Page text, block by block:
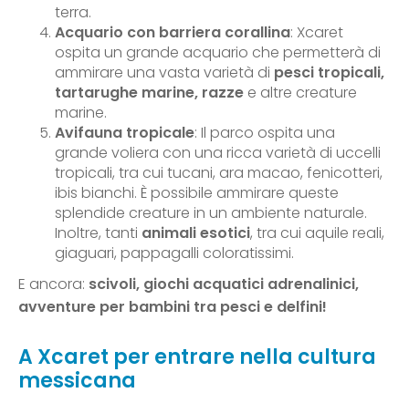
terra.
Acquario con barriera corallina: Xcaret
ospita un grande acquario che permetterà di
ammirare una vasta varietà di pesci tropicali,
tartarughe marine, razze e altre creature
marine.
Avifauna tropicale: Il parco ospita una
grande voliera con una ricca varietà di uccelli
tropicali, tra cui tucani, ara macao, fenicotteri,
ibis bianchi. È possibile ammirare queste
splendide creature in un ambiente naturale.
Inoltre, tanti animali esotici, tra cui aquile reali,
giaguari, pappagalli coloratissimi.
E ancora: scivoli, giochi acquatici adrenalinici,
avventure per bambini tra pesci e delfini!
A Xcaret per entrare nella cultura
messicana